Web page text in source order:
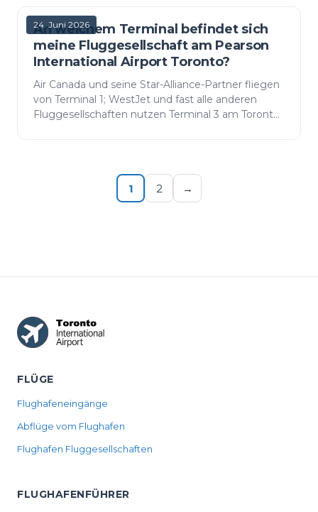
24. Juni 2026
An welchem Terminal befindet sich
meine Fluggesellschaft am Pearson
International Airport Toronto?
Air Canada und seine Star-Alliance-Partner fliegen
von Terminal 1; WestJet und fast alle anderen
Fluggesellschaften nutzen Terminal 3 am Toronto
1 2 →
FLÜGE
Flughafeneingänge
Abflüge vom Flughafen
Flughafen Fluggesellschaften
FLUGHAFENFÜHRER